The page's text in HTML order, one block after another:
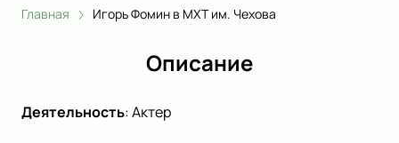
Главная Игорь Фомин в МХТ им. Чехова
Описание
Деятельность:Актер